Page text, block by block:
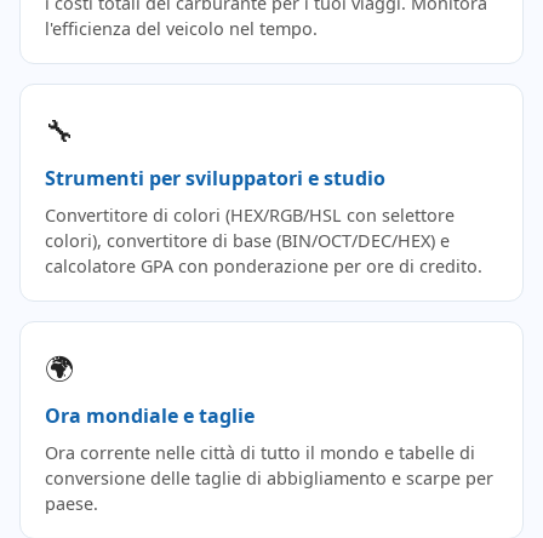
l'efficienza del veicolo nel tempo.
🔧
Strumenti per sviluppatori e studio
Convertitore di colori (HEX/RGB/HSL con selettore
colori), convertitore di base (BIN/OCT/DEC/HEX) e
calcolatore GPA con ponderazione per ore di credito.
🌍
Ora mondiale e taglie
Ora corrente nelle città di tutto il mondo e tabelle di
conversione delle taglie di abbigliamento e scarpe per
paese.